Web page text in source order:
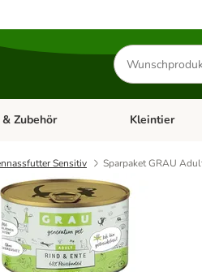
Produkte
suchen
öffnen: Katzenfutter & Zubehör
Zubehör Kategorie-
Kleintier
Sensitiv Sparpaket GRAU